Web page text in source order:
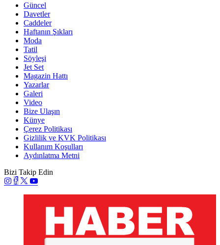
Güncel
Davetler
Caddeler
Haftanın Şıkları
Moda
Tatil
Söyleşi
Jet Set
Magazin Hattı
Yazarlar
Galeri
Video
Bize Ulaşın
Künye
Çerez Politikası
Gizlilik ve KVK Politikası
Kullanım Koşulları
Aydınlatma Metni
Bizi Takip Edin